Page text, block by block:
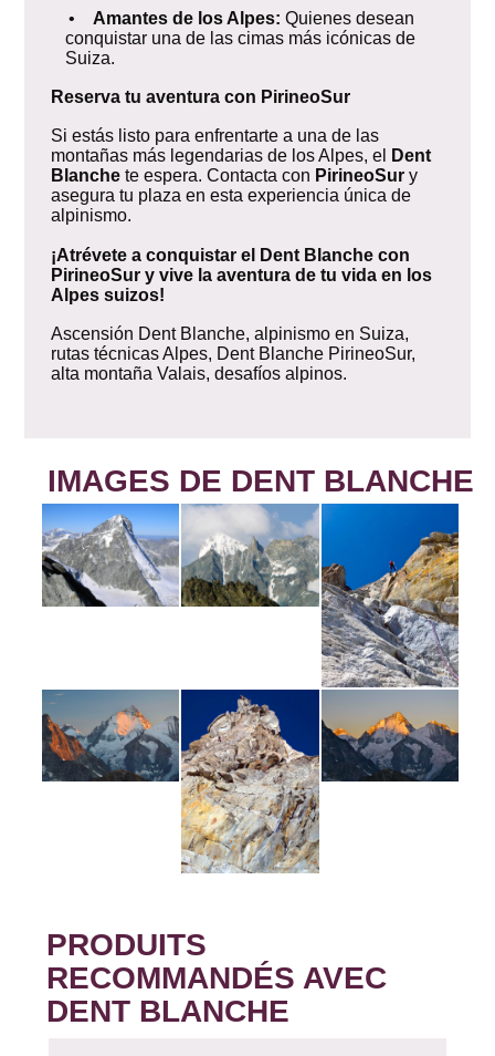
• Amantes de los Alpes: Quienes desean
conquistar una de las cimas más icónicas de
Suiza.
Reserva tu aventura con PirineoSur
Si estás listo para enfrentarte a una de las
montañas más legendarias de los Alpes, el
Dent
Blanchete espera. Contacta con PirineoSury
asegura tu plaza en esta experiencia única de
alpinismo.
¡Atrévete a conquistar el Dent Blanche con
PirineoSur y vive la aventura de tu vida en los
Alpes suizos!
Ascensión Dent Blanche, alpinismo en Suiza,
rutas técnicas Alpes, Dent Blanche PirineoSur,
alta montaña Valais, desafíos alpinos.
IMAGES DE DENT BLANCHE
PRODUITS
RECOMMANDÉS AVEC
DENT BLANCHE